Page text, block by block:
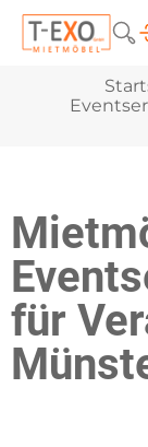
für